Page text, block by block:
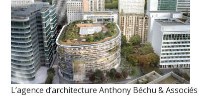
L’agence d’architecture Anthony Béchu & Associés